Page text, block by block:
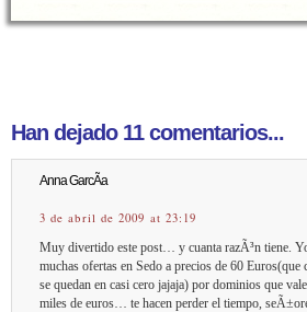
Han dejado 11 comentarios...
Anna GarcÃ­a
3 de abril de 2009 at 23:19
Muy divertido este post… y cuanta razÃ³n tiene.
muchas ofertas en Sedo a precios de 60 Euros(que
se quedan en casi cero jajaja) por dominios que
miles de euros… te hacen perder el tiempo,